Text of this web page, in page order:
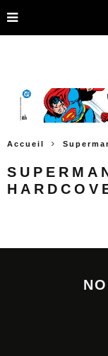
Accueil